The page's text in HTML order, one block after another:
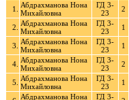
1.
Абдрахманова Нона
Михайловна
ГД 3-
23
2
2.
Абдрахманова Нона
Михайловна
ГД 3-
23
1
3.
Абдрахманова Нона
Михайловна
ГД 3-
23
1
4. Абдрахманова Нона
Михайловна
ГД 3-
23
2
5.
Абдрахманова Нона
Михайловна
ГД 3-
23
1
Абдрахманова Нона
ГД 3-